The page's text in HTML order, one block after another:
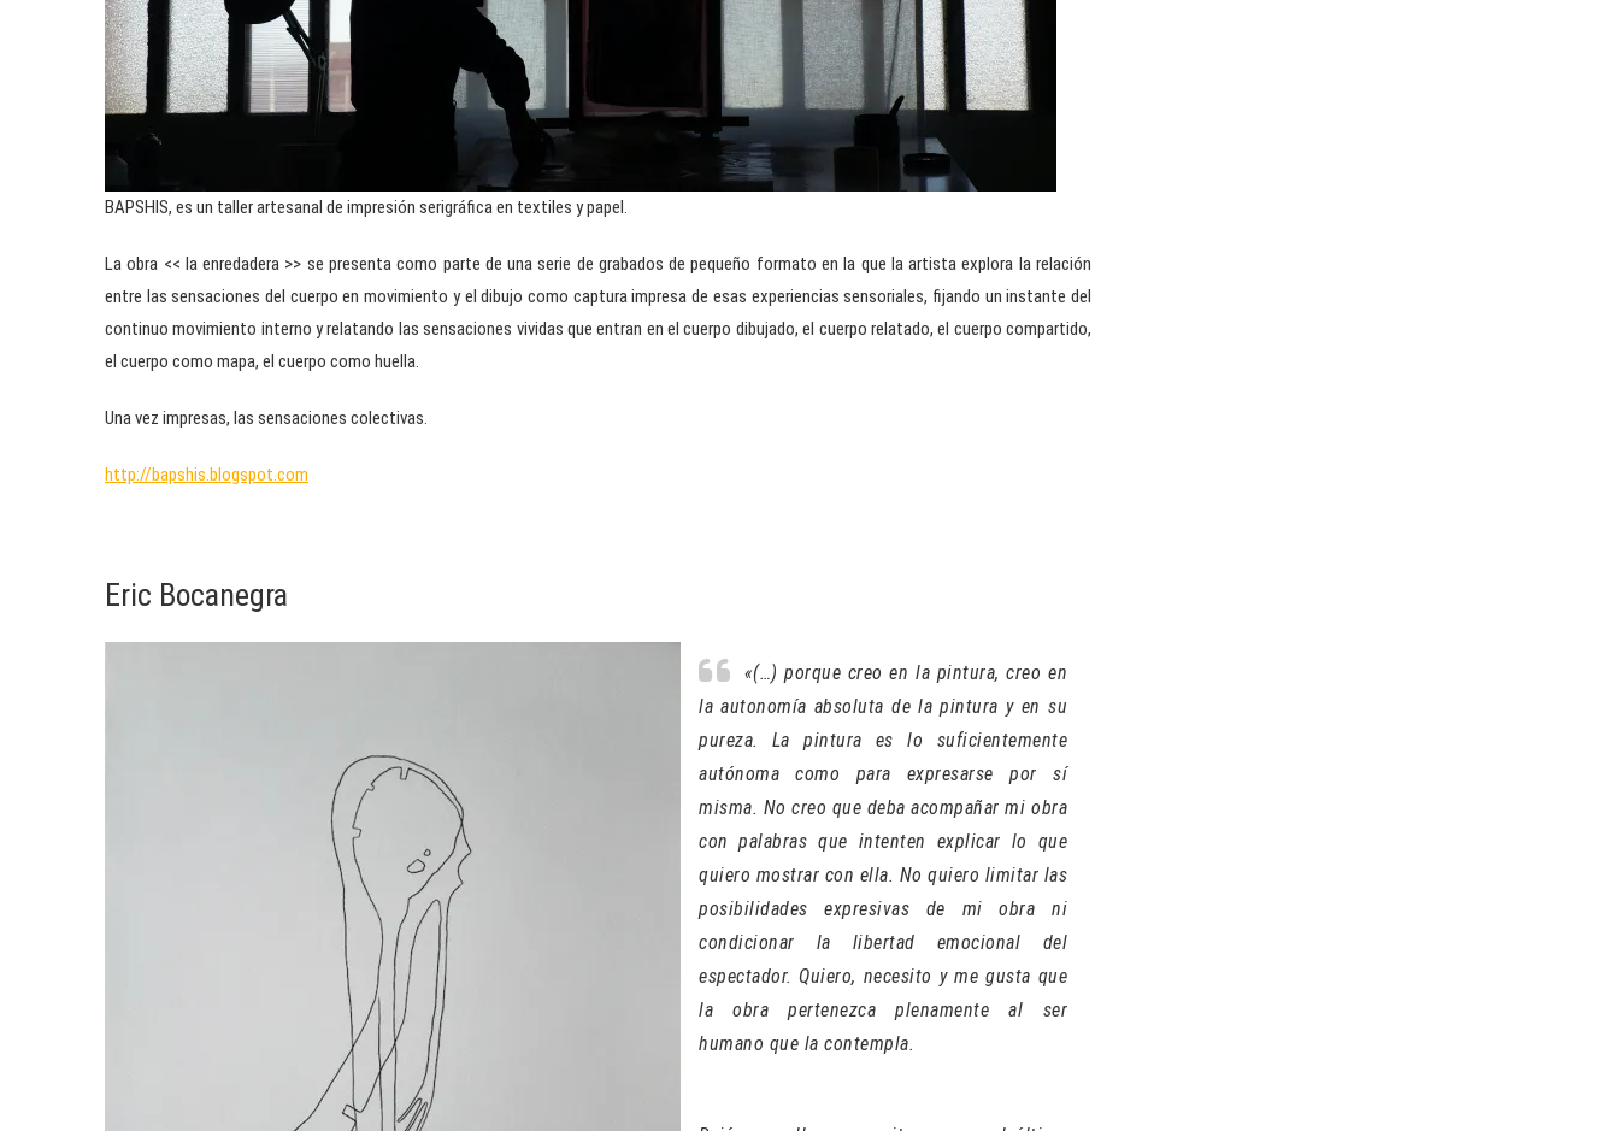
BAPSHIS, es un taller artesanal de impresión serigráfica en textiles y papel.
La obra << la enredadera >> se presenta como parte de una serie de grabados de pequeño formato en la que la artista explora la relación
entre las sensaciones del cuerpo en movimiento y el dibujo como captura impresa de esas experiencias sensoriales, fijando un instante del
continuo movimiento interno y relatando las sensaciones vividas que entran en el cuerpo dibujado, el cuerpo relatado, el cuerpo compartido,
el cuerpo como mapa, el cuerpo como huella.
Una vez impresas, las sensaciones colectivas.
http://bapshis.blogspot.com
Eric Bocanegra
«(…) porque creo en la pintura, creo en
la autonomía absoluta de la pintura y en su
pureza. La pintura es lo suficientemente
autónoma como para expresarse por sí
misma. No creo que deba acompañar mi obra
con palabras que intenten explicar lo que
quiero mostrar con ella. No quiero limitar las
posibilidades expresivas de mi obra ni
condicionar la libertad emocional del
espectador. Quiero, necesito y me gusta que
la obra pertenezca plenamente al ser
humano que la contempla.